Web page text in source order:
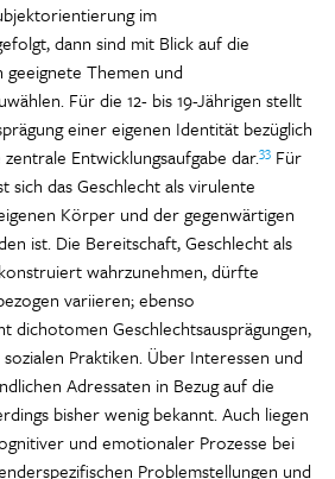
im
dann sind mit Blick auf die
geeignete Themen und
Für die 12- bis 19-Jährigen stellt
einer eigenen Identität bezüglich
Entwicklungsaufgabe dar.33 Für
sich das Geschlecht als virulente
Körper und der gegenwärtigen
ist. Die Bereitschaft, Geschlecht als
wahrzunehmen, dürfte
variieren; ebenso
dichotomen Geschlechtsausprägungen,
Praktiken. Über Interessen und
Adressaten in Bezug auf die
bisher wenig bekannt. Auch liegen
und emotionaler Prozesse bei
Problemstellungen und